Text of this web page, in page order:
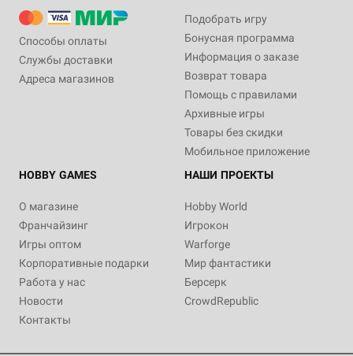
Способы оплаты
Службы доставки
Адреса магазинов
Подобрать игру
Бонусная программа
Информация о заказе
Возврат товара
Помощь с правилами
Архивные игры
Товары без скидки
Мобильное приложение
HOBBY GAMES
О магазине
Франчайзинг
Игры оптом
Корпоративные подарки
Работа у нас
Новости
Контакты
НАШИ ПРОЕКТЫ
Hobby World
Игрокон
Warforge
Мир фантастики
Берсерк
CrowdRepublic